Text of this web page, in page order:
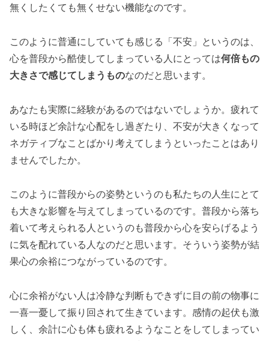
無くしたくても無くせない機能なのです。
このように普通にしていても感じる「不安」というのは、
心を普段から酷使してしまっている人にとっては何倍もの
大きさで感じてしまうものなのだと思います。
あなたも実際に経験があるのではないでしょうか。疲れて
いる時ほど余計な心配をし過ぎたり、不安が大きくなって
ネガティブなことばかり考えてしまうといったことはあり
ませんでしたか。
このように普段からの姿勢というのも私たちの人生にとて
も大きな影響を与えてしまっているのです。普段から落ち
着いて考えられる人というのも普段から心を安らげるよう
に気を配れている人なのだと思います。そういう姿勢が結
果心の余裕につながっているのです。
心に余裕がない人は冷静な判断もできずに目の前の物事に
一喜一憂して振り回されて生きています。感情の起伏も激
しく、余計に心も体も疲れるようなことをしてしまってい